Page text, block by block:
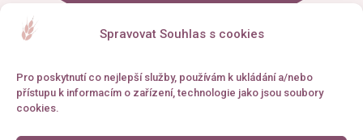
Spravovat Souhlas s cookies
Pro poskytnutí co nejlepší služby, používám k ukládání a/nebo
přístupu k informacím o zařízení, technologie jako jsou soubory
cookies.
,,